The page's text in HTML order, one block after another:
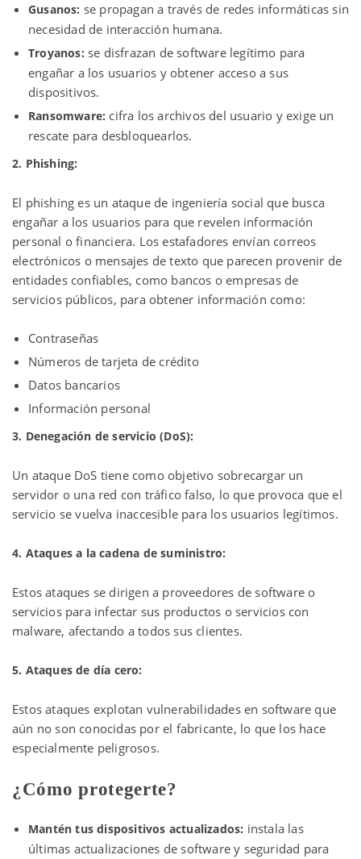
Gusanos: se propagan a través de redes informáticas sin
necesidad de interacción humana.
Troyanos: se disfrazan de software legítimo para
engañar a los usuarios y obtener acceso a sus
dispositivos.
Ransomware: cifra los archivos del usuario y exige un
rescate para desbloquearlos.
2. Phishing:
El phishing es un ataque de ingeniería social que busca
engañar a los usuarios para que revelen información
personal o financiera. Los estafadores envían correos
electrónicos o mensajes de texto que parecen provenir de
entidades confiables, como bancos o empresas de
servicios públicos, para obtener información como:
Contraseñas
Números de tarjeta de crédito
Datos bancarios
Información personal
3. Denegación de servicio (DoS):
Un ataque DoS tiene como objetivo sobrecargar un
servidor o una red con tráfico falso, lo que provoca que el
servicio se vuelva inaccesible para los usuarios legítimos.
4. Ataques a la cadena de suministro:
Estos ataques se dirigen a proveedores de software o
servicios para infectar sus productos o servicios con
malware, afectando a todos sus clientes.
5. Ataques de día cero:
Estos ataques explotan vulnerabilidades en software que
aún no son conocidas por el fabricante, lo que los hace
especialmente peligrosos.
¿Cómo protegerte?
Mantén tus dispositivos actualizados: instala las
últimas actualizaciones de software y seguridad para